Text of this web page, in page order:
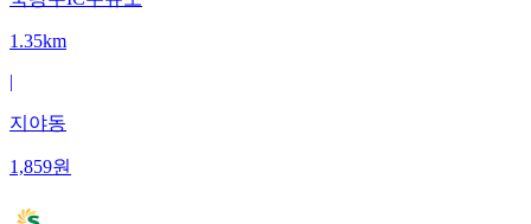
1.35km
|
지야동
1,859원